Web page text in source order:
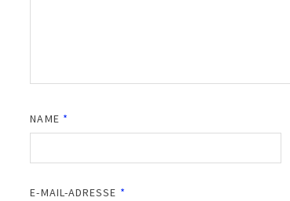
NAME *
E-MAIL-ADRESSE *